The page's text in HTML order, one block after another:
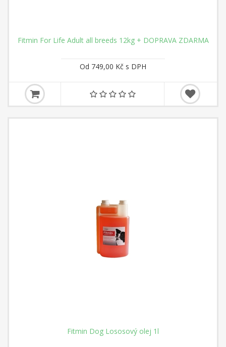
Fitmin For Life Adult all breeds 12kg + DOPRAVA ZDARMA
Od 749,00 Kč s DPH
Fitmin Dog Lososový olej 1l